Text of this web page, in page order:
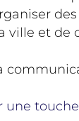
ville et
une